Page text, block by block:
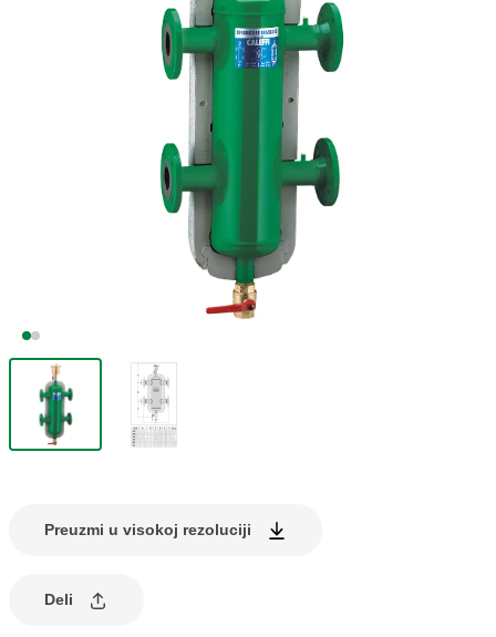
Preuzmi u visokoj rezoluciji
Deli